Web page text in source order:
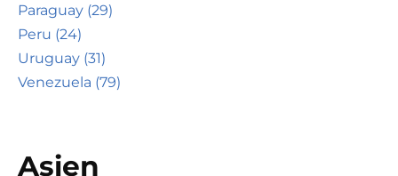
Paraguay (29)
Peru (24)
Uruguay (31)
Venezuela (79)
Asien